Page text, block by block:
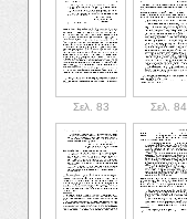
Σελ. 83 Σελ. 84